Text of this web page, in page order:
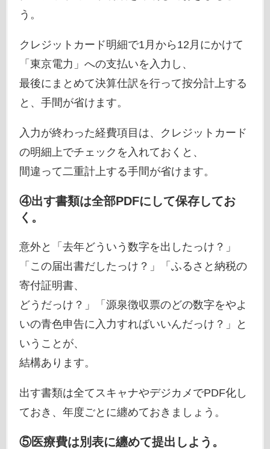
う。
クレジットカード明細で1月から12月にかけて
「東京電力」への支払いを入力し、
最後にまとめて決算仕訳を行って按分計上する
と、手間が省けます。
入力が終わった経費項目は、クレジットカード
の明細上でチェックを入れておくと、
間違って二重計上する手間が省けます。
④出す書類は全部PDFにして保存してお
く。
意外と「去年どういう数字を出したっけ？」
「この届出書だしたっけ？」「ふるさと納税の
寄付証明書、
どうだっけ？」「源泉徴収票のどの数字をやよ
いの青色申告に入力すればいいんだっけ？」と
いうことが、
結構あります。
出す書類は全てスキャナやデジカメでPDF化し
ておき、年度ごとに纏めておきましょう。
⑤医療費は別表に纏めて提出しよう。